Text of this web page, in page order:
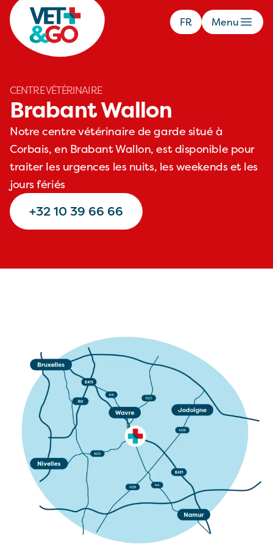
Menu
FR
CENTRE VÉTÉRINAIRE
Brabant Wallon
Notre centre vétérinaire de garde situé à
Corbais, en Brabant Wallon, est disponible pour
traiter les urgences les nuits, les weekends et les
jours fériés
+32 10 39 66 66